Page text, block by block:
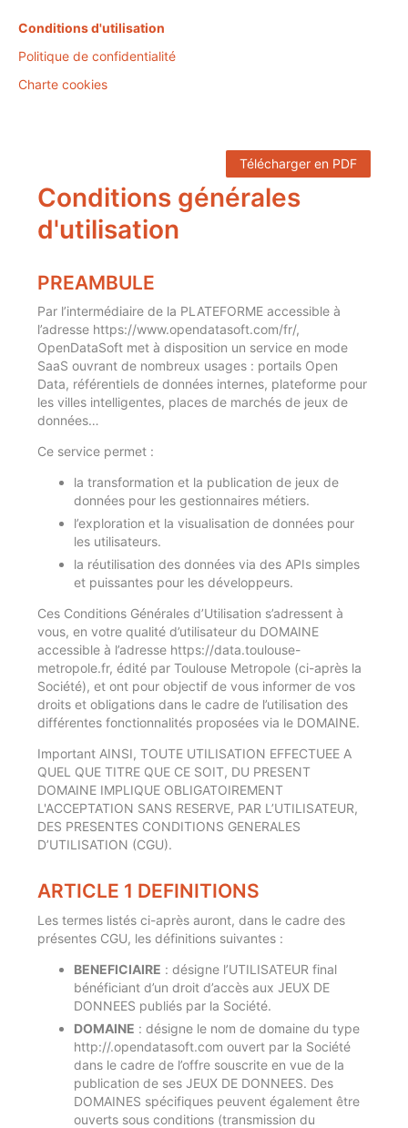
Conditions d'utilisation
Politique de confidentialité
Charte cookies
Télécharger en PDF
Conditions générales
d'utilisation
PREAMBULE
Par l’intermédiaire de la PLATEFORME accessible à
l’adresse https://www.opendatasoft.com/fr/,
OpenDataSoft met à disposition un service en mode
SaaS ouvrant de nombreux usages : portails Open
Data, référentiels de données internes, plateforme pour
les villes intelligentes, places de marchés de jeux de
données…
Ce service permet :
la transformation et la publication de jeux de
données pour les gestionnaires métiers.
l’exploration et la visualisation de données pour
les utilisateurs.
la réutilisation des données via des APIs simples
et puissantes pour les développeurs.
Ces Conditions Générales d’Utilisation s’adressent à
vous, en votre qualité d’utilisateur du DOMAINE
accessible à l’adresse https://data.toulouse-
metropole.fr, édité par Toulouse Metropole (ci-après la
Société), et ont pour objectif de vous informer de vos
droits et obligations dans le cadre de l’utilisation des
différentes fonctionnalités proposées via le DOMAINE.
Important AINSI, TOUTE UTILISATION EFFECTUEE A
QUEL QUE TITRE QUE CE SOIT, DU PRESENT
DOMAINE IMPLIQUE OBLIGATOIREMENT
L'ACCEPTATION SANS RESERVE, PAR L’UTILISATEUR,
DES PRESENTES CONDITIONS GENERALES
D’UTILISATION (CGU).
ARTICLE 1 DEFINITIONS
Les termes listés ci-après auront, dans le cadre des
présentes CGU, les définitions suivantes :
BENEFICIAIRE : désigne l’UTILISATEUR final
bénéficiant d’un droit d’accès aux JEUX DE
DONNEES publiés par la Société.
DOMAINE : désigne le nom de domaine du type
http://.opendatasoft.com ouvert par la Société
dans le cadre de l’offre souscrite en vue de la
publication de ses JEUX DE DONNEES. Des
DOMAINES spécifiques peuvent également être
ouverts sous conditions (transmission du